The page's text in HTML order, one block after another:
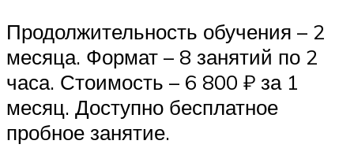
Продолжительность обучения – 2
месяца. Формат – 8 занятий по 2
часа. Стоимость – 6 800 ₽ за 1
месяц. Доступно бесплатное
пробное занятие.